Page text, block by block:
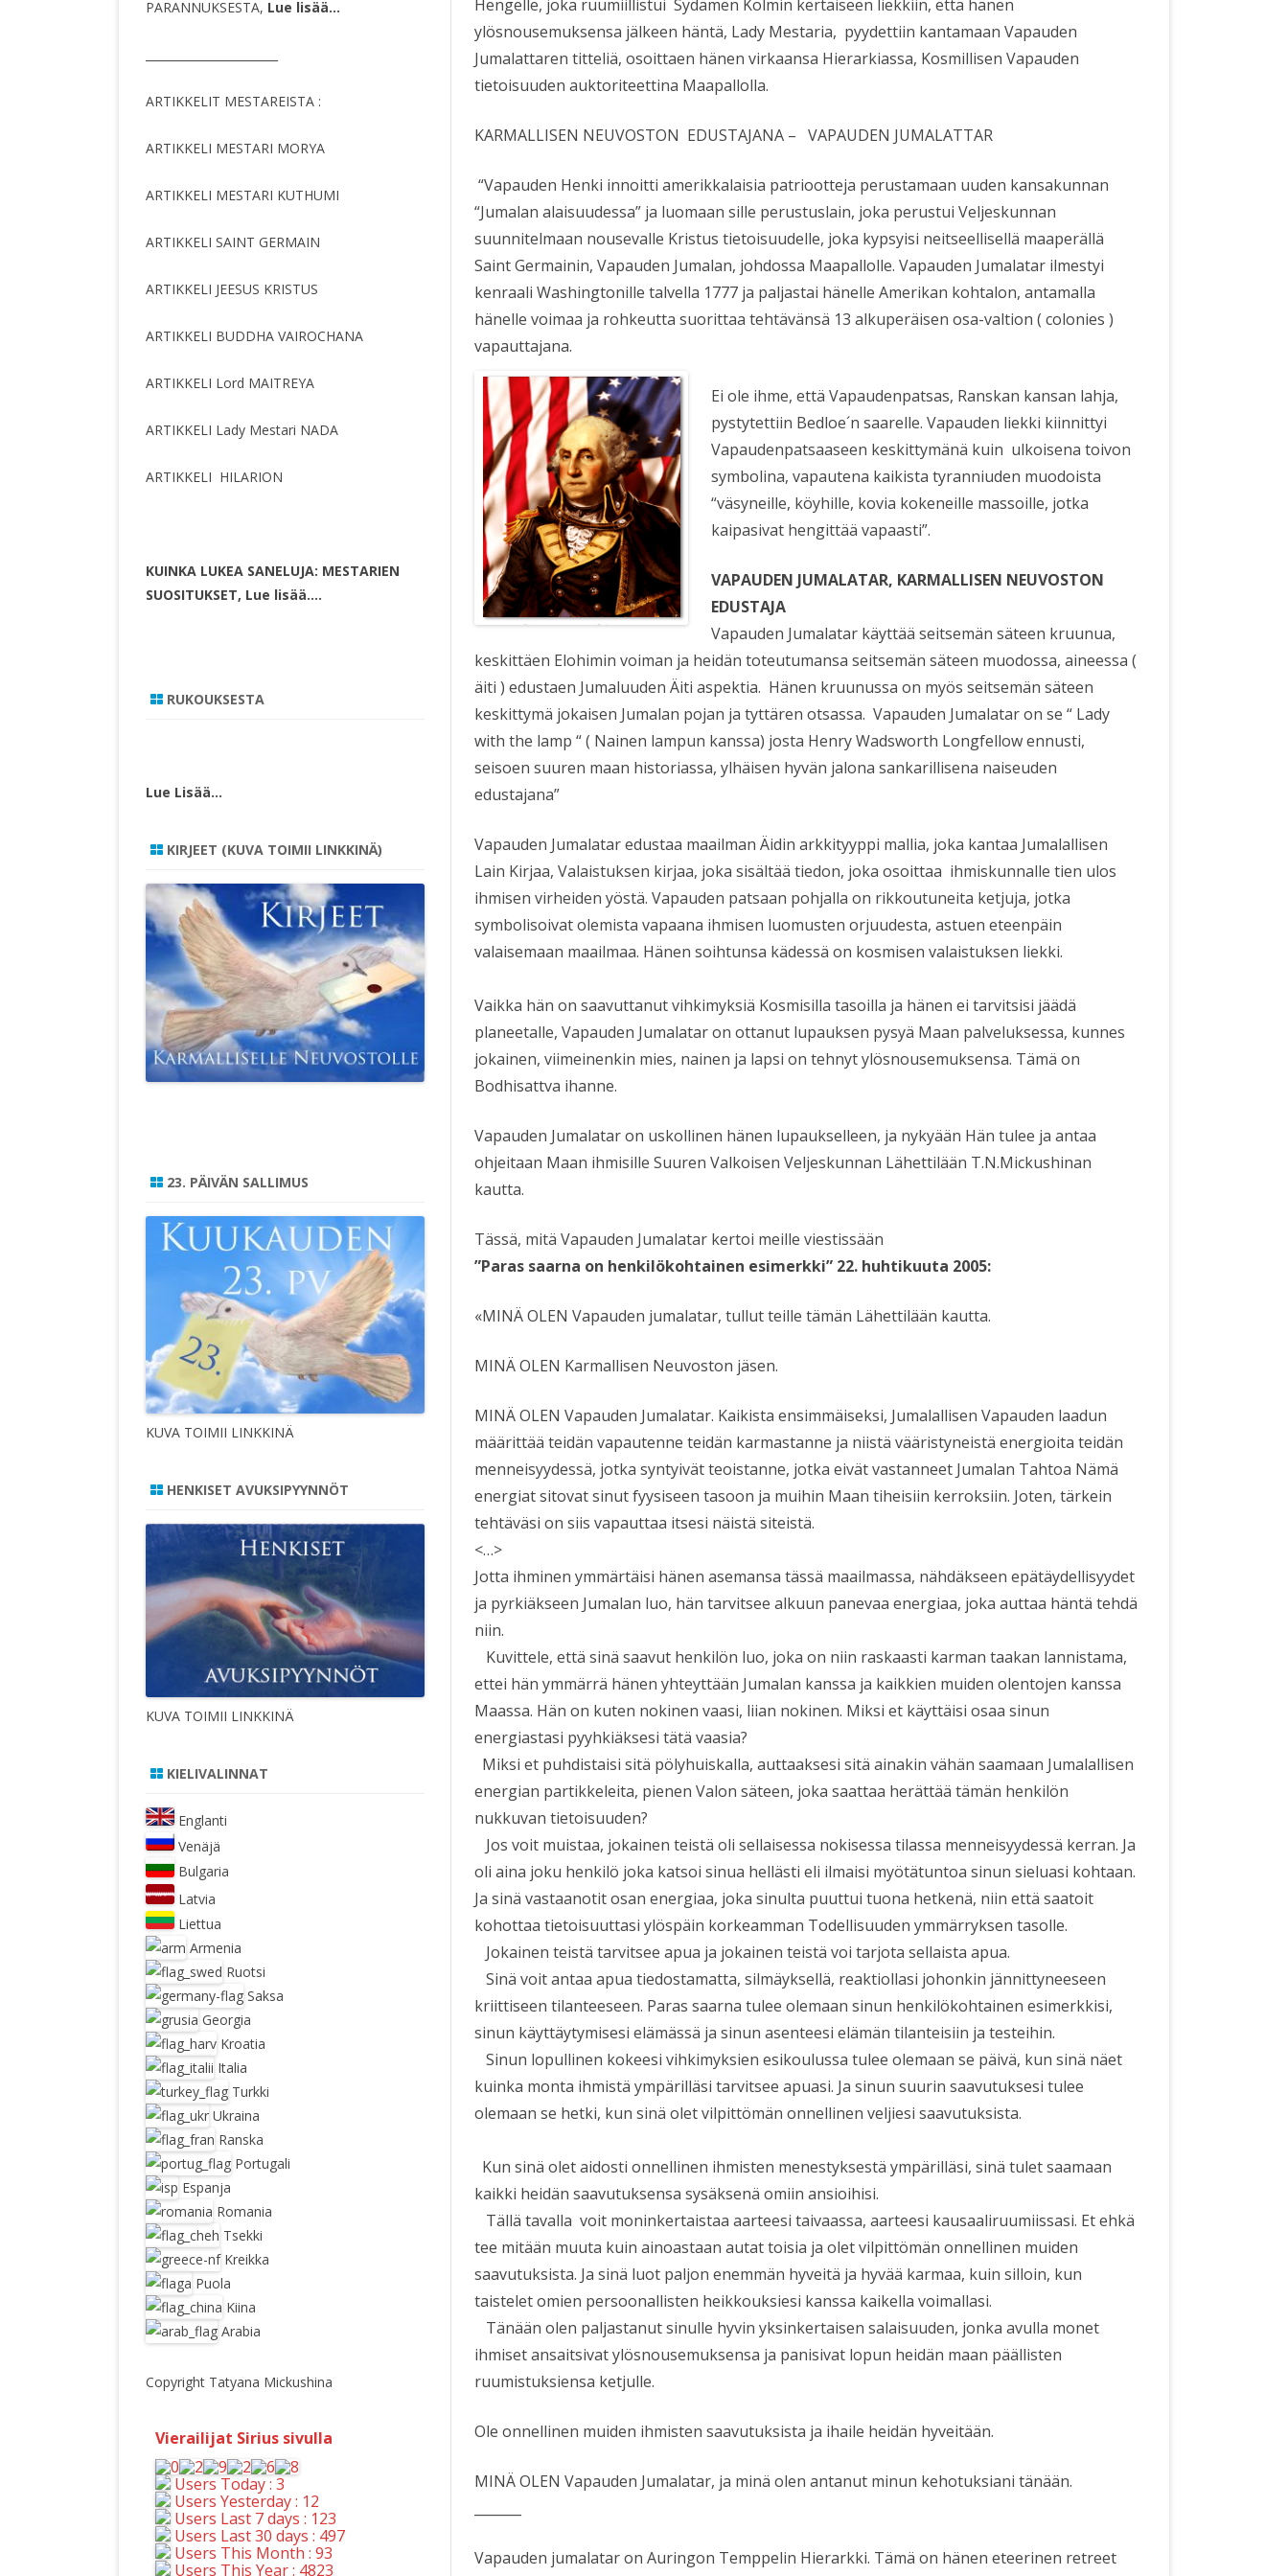
Hengelle, joka ruumiillistui Sydämen Kolmin kertaiseen liekkiin, että hänen
ylösnousemuksensa jälkeen häntä, Lady Mestaria, pyydettiin kantamaan Vapauden
Jumalattaren titteliä, osoittaen hänen virkaansa Hierarkiassa, Kosmillisen Vapauden
tietoisuuden auktoriteettina Maapallolla.
KARMALLISEN NEUVOSTON EDUSTAJANA – VAPAUDEN JUMALATTAR
“Vapauden Henki innoitti amerikkalaisia patriootteja perustamaan uuden kansakunnan
“Jumalan alaisuudessa” ja luomaan sille perustuslain, joka perustui Veljeskunnan
suunnitelmaan nousevalle Kristus tietoisuudelle, joka kypsyisi neitseellisellä maaperällä
Saint Germainin, Vapauden Jumalan, johdossa Maapallolle. Vapauden Jumalatar ilmestyi
kenraali Washingtonille talvella 1777 ja paljastai hänelle Amerikan kohtalon, antamalla
hänelle voimaa ja rohkeutta suorittaa tehtävänsä 13 alkuperäisen osa-valtion ( colonies )
vapauttajana.
Ei ole ihme, että Vapaudenpatsas, Ranskan kansan lahja,
pystytettiin Bedloe´n saarelle. Vapauden liekki kiinnittyi
Vapaudenpatsaaseen keskittymänä kuin ulkoisena toivon
symbolina, vapautena kaikista tyranniuden muodoista
“väsyneille, köyhille, kovia kokeneille massoille, jotka
kaipasivat hengittää vapaasti”.
VAPAUDEN JUMALATAR, KARMALLISEN NEUVOSTON
EDUSTAJA
Vapauden Jumalatar käyttää seitsemän säteen kruunua,
keskittäen Elohimin voiman ja heidän toteutumansa seitsemän säteen muodossa, aineessa (
äiti ) edustaen Jumaluuden Äiti aspektia. Hänen kruunussa on myös seitsemän säteen
keskittymä jokaisen Jumalan pojan ja tyttären otsassa. Vapauden Jumalatar on se “ Lady
with the lamp “ ( Nainen lampun kanssa) josta Henry Wadsworth Longfellow ennusti,
seisoen suuren maan historiassa, ylhäisen hyvän jalona sankarillisena naiseuden
edustajana”
Vapauden Jumalatar edustaa maailman Äidin arkkityyppi mallia, joka kantaa Jumalallisen
Lain Kirjaa, Valaistuksen kirjaa, joka sisältää tiedon, joka osoittaa ihmiskunnalle tien ulos
ihmisen virheiden yöstä. Vapauden patsaan pohjalla on rikkoutuneita ketjuja, jotka
symbolisoivat olemista vapaana ihmisen luomusten orjuudesta, astuen eteenpäin
valaisemaan maailmaa. Hänen soihtunsa kädessä on kosmisen valaistuksen liekki.
Vaikka hän on saavuttanut vihkimyksiä Kosmisilla tasoilla ja hänen ei tarvitsisi jäädä
planeetalle, Vapauden Jumalatar on ottanut lupauksen pysyä Maan palveluksessa, kunnes
jokainen, viimeinenkin mies, nainen ja lapsi on tehnyt ylösnousemuksensa. Tämä on
Bodhisattva ihanne.
Vapauden Jumalatar on uskollinen hänen lupaukselleen, ja nykyään Hän tulee ja antaa
ohjeitaan Maan ihmisille Suuren Valkoisen Veljeskunnan Lähettilään T.N.Mickushinan
kautta.
Tässä, mitä Vapauden Jumalatar kertoi meille viestissään
”Paras saarna on henkilökohtainen esimerkki” 22. huhtikuuta 2005:
«MINÄ OLEN Vapauden jumalatar, tullut teille tämän Lähettilään kautta.
MINÄ OLEN Karmallisen Neuvoston jäsen.
MINÄ OLEN Vapauden Jumalatar. Kaikista ensimmäiseksi, Jumalallisen Vapauden laadun
määrittää teidän vapautenne teidän karmastanne ja niistä vääristyneistä energioita teidän
menneisyydessä, jotka syntyivät teoistanne, jotka eivät vastanneet Jumalan Tahtoa Nämä
energiat sitovat sinut fyysiseen tasoon ja muihin Maan tiheisiin kerroksiin. Joten, tärkein
tehtäväsi on siis vapauttaa itsesi näistä siteistä.
<…>
Jotta ihminen ymmärtäisi hänen asemansa tässä maailmassa, nähdäkseen epätäydellisyydet
ja pyrkiäkseen Jumalan luo, hän tarvitsee alkuun panevaa energiaa, joka auttaa häntä tehdä
niin.
Kuvittele, että sinä saavut henkilön luo, joka on niin raskaasti karman taakan lannistama,
ettei hän ymmärrä hänen yhteyttään Jumalan kanssa ja kaikkien muiden olentojen kanssa
Maassa. Hän on kuten nokinen vaasi, liian nokinen. Miksi et käyttäisi osaa sinun
energiastasi pyyhkiäksesi tätä vaasia?
Miksi et puhdistaisi sitä pölyhuiskalla, auttaaksesi sitä ainakin vähän saamaan Jumalallisen
energian partikkeleita, pienen Valon säteen, joka saattaa herättää tämän henkilön
nukkuvan tietoisuuden?
Jos voit muistaa, jokainen teistä oli sellaisessa nokisessa tilassa menneisyydessä kerran. Ja
oli aina joku henkilö joka katsoi sinua hellästi eli ilmaisi myötätuntoa sinun sieluasi kohtaan.
Ja sinä vastaanotit osan energiaa, joka sinulta puuttui tuona hetkenä, niin että saatoit
kohottaa tietoisuuttasi ylöspäin korkeamman Todellisuuden ymmärryksen tasolle.
Jokainen teistä tarvitsee apua ja jokainen teistä voi tarjota sellaista apua.
Sinä voit antaa apua tiedostamatta, silmäyksellä, reaktiollasi johonkin jännittyneeseen
kriittiseen tilanteeseen. Paras saarna tulee olemaan sinun henkilökohtainen esimerkkisi,
sinun käyttäytymisesi elämässä ja sinun asenteesi elämän tilanteisiin ja testeihin.
Sinun lopullinen kokeesi vihkimyksien esikoulussa tulee olemaan se päivä, kun sinä näet
kuinka monta ihmistä ympärilläsi tarvitsee apuasi. Ja sinun suurin saavutuksesi tulee
olemaan se hetki, kun sinä olet vilpittömän onnellinen veljiesi saavutuksista.
Kun sinä olet aidosti onnellinen ihmisten menestyksestä ympärilläsi, sinä tulet saamaan
kaikki heidän saavutuksensa sysäksenä omiin ansioihisi.
Tällä tavalla voit moninkertaistaa aarteesi taivaassa, aarteesi kausaaliruumiissasi. Et ehkä
tee mitään muuta kuin ainoastaan autat toisia ja olet vilpittömän onnellinen muiden
saavutuksista. Ja sinä luot paljon enemmän hyveitä ja hyvää karmaa, kuin silloin, kun
taistelet omien persoonallisten heikkouksiesi kanssa kaikella voimallasi.
Tänään olen paljastanut sinulle hyvin yksinkertaisen salaisuuden, jonka avulla monet
ihmiset ansaitsivat ylösnousemuksensa ja panisivat lopun heidän maan päällisten
ruumistuksiensa ketjulle.
Ole onnellinen muiden ihmisten saavutuksista ja ihaile heidän hyveitään.
MINÄ OLEN Vapauden Jumalatar, ja minä olen antanut minun kehotuksiani tänään.
Vapauden jumalatar on Auringon Temppelin Hierarkki. Tämä on hänen eteerinen retreet
PARANNUKSESTA, Lue lisää…
ARTIKKELIT MESTAREISTA :
ARTIKKELI MESTARI MORYA
ARTIKKELI MESTARI KUTHUMI
ARTIKKELI SAINT GERMAIN
ARTIKKELI JEESUS KRISTUS
ARTIKKELI BUDDHA VAIROCHANA
ARTIKKELI Lord MAITREYA
ARTIKKELI Lady Mestari NADA
ARTIKKELI HILARION
KUINKA LUKEA SANELUJA: MESTARIEN
SUOSITUKSET, Lue lisää….
RUKOUKSESTA
Lue Lisää…
KIRJEET (KUVA TOIMII LINKKINÄ)
23. PÄIVÄN SALLIMUS
KUVA TOIMII LINKKINÄ
HENKISET AVUKSIPYYNNÖT
KUVA TOIMII LINKKINÄ
KIELIVALINNAT
Englanti
Venäjä
Bulgaria
Latvia
Liettua
Armenia
Ruotsi
Saksa
Georgia
Kroatia
Italia
Turkki
Ukraina
Ranska
Portugali
Espanja
Romania
Tsekki
Kreikka
Puola
Kiina
Arabia
Copyright Tatyana Mickushina
Vierailijat Sirius sivulla
Users Today : 3
Users Yesterday : 12
Users Last 7 days : 123
Users Last 30 days : 497
Users This Month : 93
Users This Year : 4823